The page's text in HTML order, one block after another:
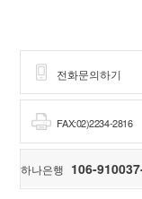
전화문의하기
FAX:02)2234-2816
하나은행 106-